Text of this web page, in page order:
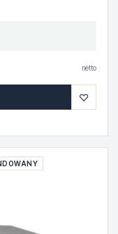
netto
♡